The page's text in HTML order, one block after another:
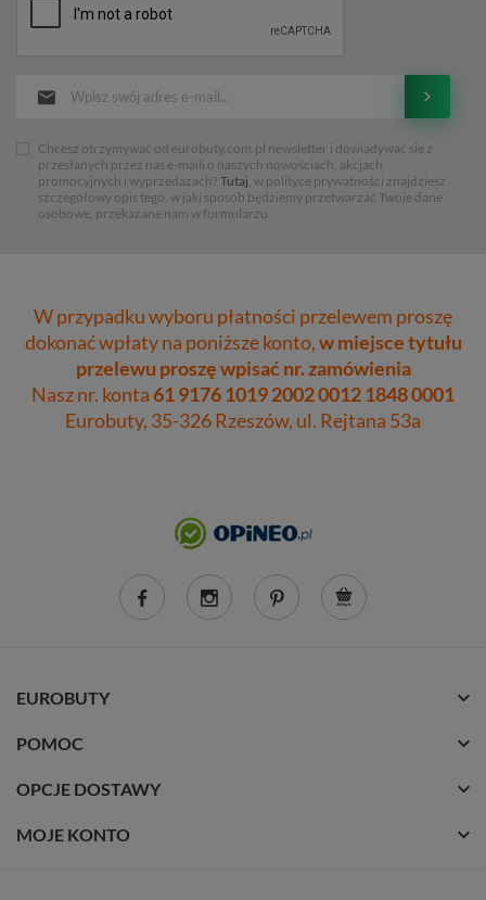
Chcesz otrzymywać od eurobuty.com.pl newsletter i dowiadywać sie z
przesłanych przez nas e-maili o naszych nowościach, akcjach
promocyjnych i wyprzedażach? Tutaj, w polityce prywatności znajdziesz
szczegółowy opis tego, w jaki sposób będziemy przetwarzać Twoje dane
osobowe, przekazane nam w formularzu.
W przypadku wyboru płatności przelewem proszę
dokonać wpłaty na poniższe konto,w miejsce tytułu
przelewu proszę wpisać nr. zamówienia
Nasz nr. konta61 9176 1019 2002 0012 1848 0001
Eurobuty, 35-326 Rzeszów, ul. Rejtana 53a
EUROBUTY
POMOC
OPCJE DOSTAWY
MOJE KONTO